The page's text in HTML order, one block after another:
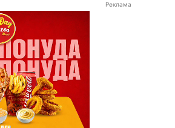
Реклама